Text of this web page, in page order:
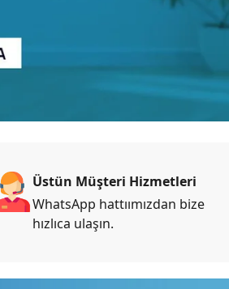
Üstün Müşteri Hizmetleri
WhatsApp hattıımızdan bize
hızlıca ulaşın.